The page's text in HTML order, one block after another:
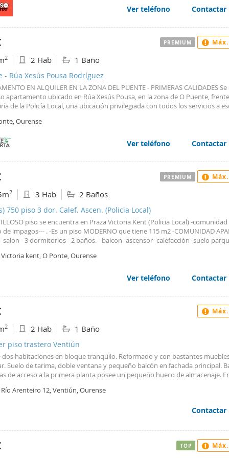
Ver teléfono Contactar
2 2 Hab 1 Baño
- Rúa Xesús Pousa Rodríguez
EN ALQUILER EN LA ZONA DEL PUENTE - PRIMERAS CALIDADES
apartamento ubicado en Rúa Xesús Pousa, en la zona de O Puente,
de la Policía Local, una ubicación privilegiada con todos los servicios a
calidades, su luminosidad y por encontrarse completamente
entrar a vivir. DISTRIBUCIÓN ·2 habitaciones con armarios empotrados ·1
·Salón-comedor ·Cocina totalmente amueblada y equipada, con menaje
Y EQUIPAMIENTO ·Calefacción ·Aire acondicionado ·Armarios
completamente amueblada ·Muy luminosa UBICACIÓN Situada en una
más demandadas de Ourense, frente a la Comisaría de la Policía Local y con
farmacias, colegios, estaciones de tren y autobús, zonas verdes y
a escasos minutos. REQUISITOS ·Mes de fianza ·Mes de garantía
·Demostración de ingresos para la contratación del seguro de impago ·No
mascotas
Ourense
Ver teléfono Contactar
PREMIUM
2 3 Hab 2 Baños
750 piso 3 dor. Calef. Ascen. (Policia Local)
piso se encuentra en Praza Victoria Kent (Policia Local) -
de impagos--- . -Es un piso MODERNO que tiene 115 m2 -COMUNIDAD
salon - 3 dormitorios - 2 baños. - balcon -ascensor -calefacción -suelo
del tren y bus. . Manuel 663777690
Victoria kent, O Ponte, Ourense
Ver teléfono Contactar
PREMIUM
2 2 Hab 1 Baño
piso trastero Ventiún
dos habitaciones en bloque tranquilo. Reformado y con bastantes
Suelo de tarima, doble ventana y pequeño balcón en fachada principal.
de acceso a la primera planta posee un pequeño hueco de almacenaje.
+ otra mensualidad de fianza + un seguro de impagos (en torno o a
a vivir en el piso Para ello sería necesario contrato de trabajo y las dos
Río Arenteiro 12, Ventiún, Ourense
Contactar
TOP